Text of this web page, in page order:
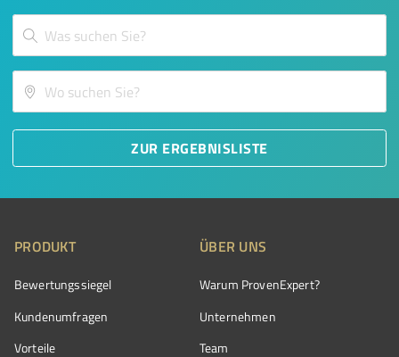
ZUR ERGEBNISLISTE
PRODUKT
Bewertungssiegel
Kundenumfragen
Vorteile
ÜBER UNS
Warum ProvenExpert?
Unternehmen
Team